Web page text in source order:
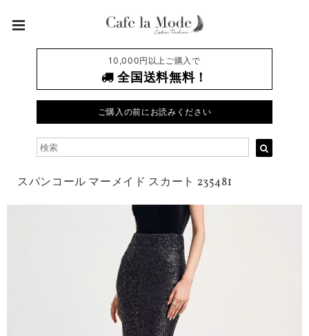
10,000円以上ご購入で
全国送料無料！
ご購入の前にお読みください
スパンコール マーメイド スカート 235481